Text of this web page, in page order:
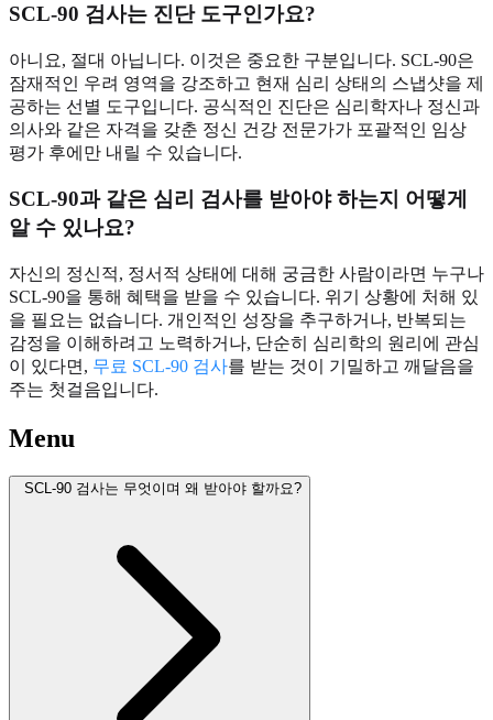
SCL-90 검사는 진단 도구인가요?
아니요, 절대 아닙니다. 이것은 중요한 구분입니다. SCL-90은
잠재적인 우려 영역을 강조하고 현재 심리 상태의 스냅샷을 제
공하는 선별 도구입니다. 공식적인 진단은 심리학자나 정신과
의사와 같은 자격을 갖춘 정신 건강 전문가가 포괄적인 임상
평가 후에만 내릴 수 있습니다.
SCL-90과 같은 심리 검사를 받아야 하는지 어떻게
알 수 있나요?
자신의 정신적, 정서적 상태에 대해 궁금한 사람이라면 누구나
SCL-90을 통해 혜택을 받을 수 있습니다. 위기 상황에 처해 있
을 필요는 없습니다. 개인적인 성장을 추구하거나, 반복되는
감정을 이해하려고 노력하거나, 단순히 심리학의 원리에 관심
이 있다면, 무료 SCL-90 검사를 받는 것이 기밀하고 깨달음을
주는 첫걸음입니다.
Menu
SCL-90 검사는 무엇이며 왜 받아야 할까요?